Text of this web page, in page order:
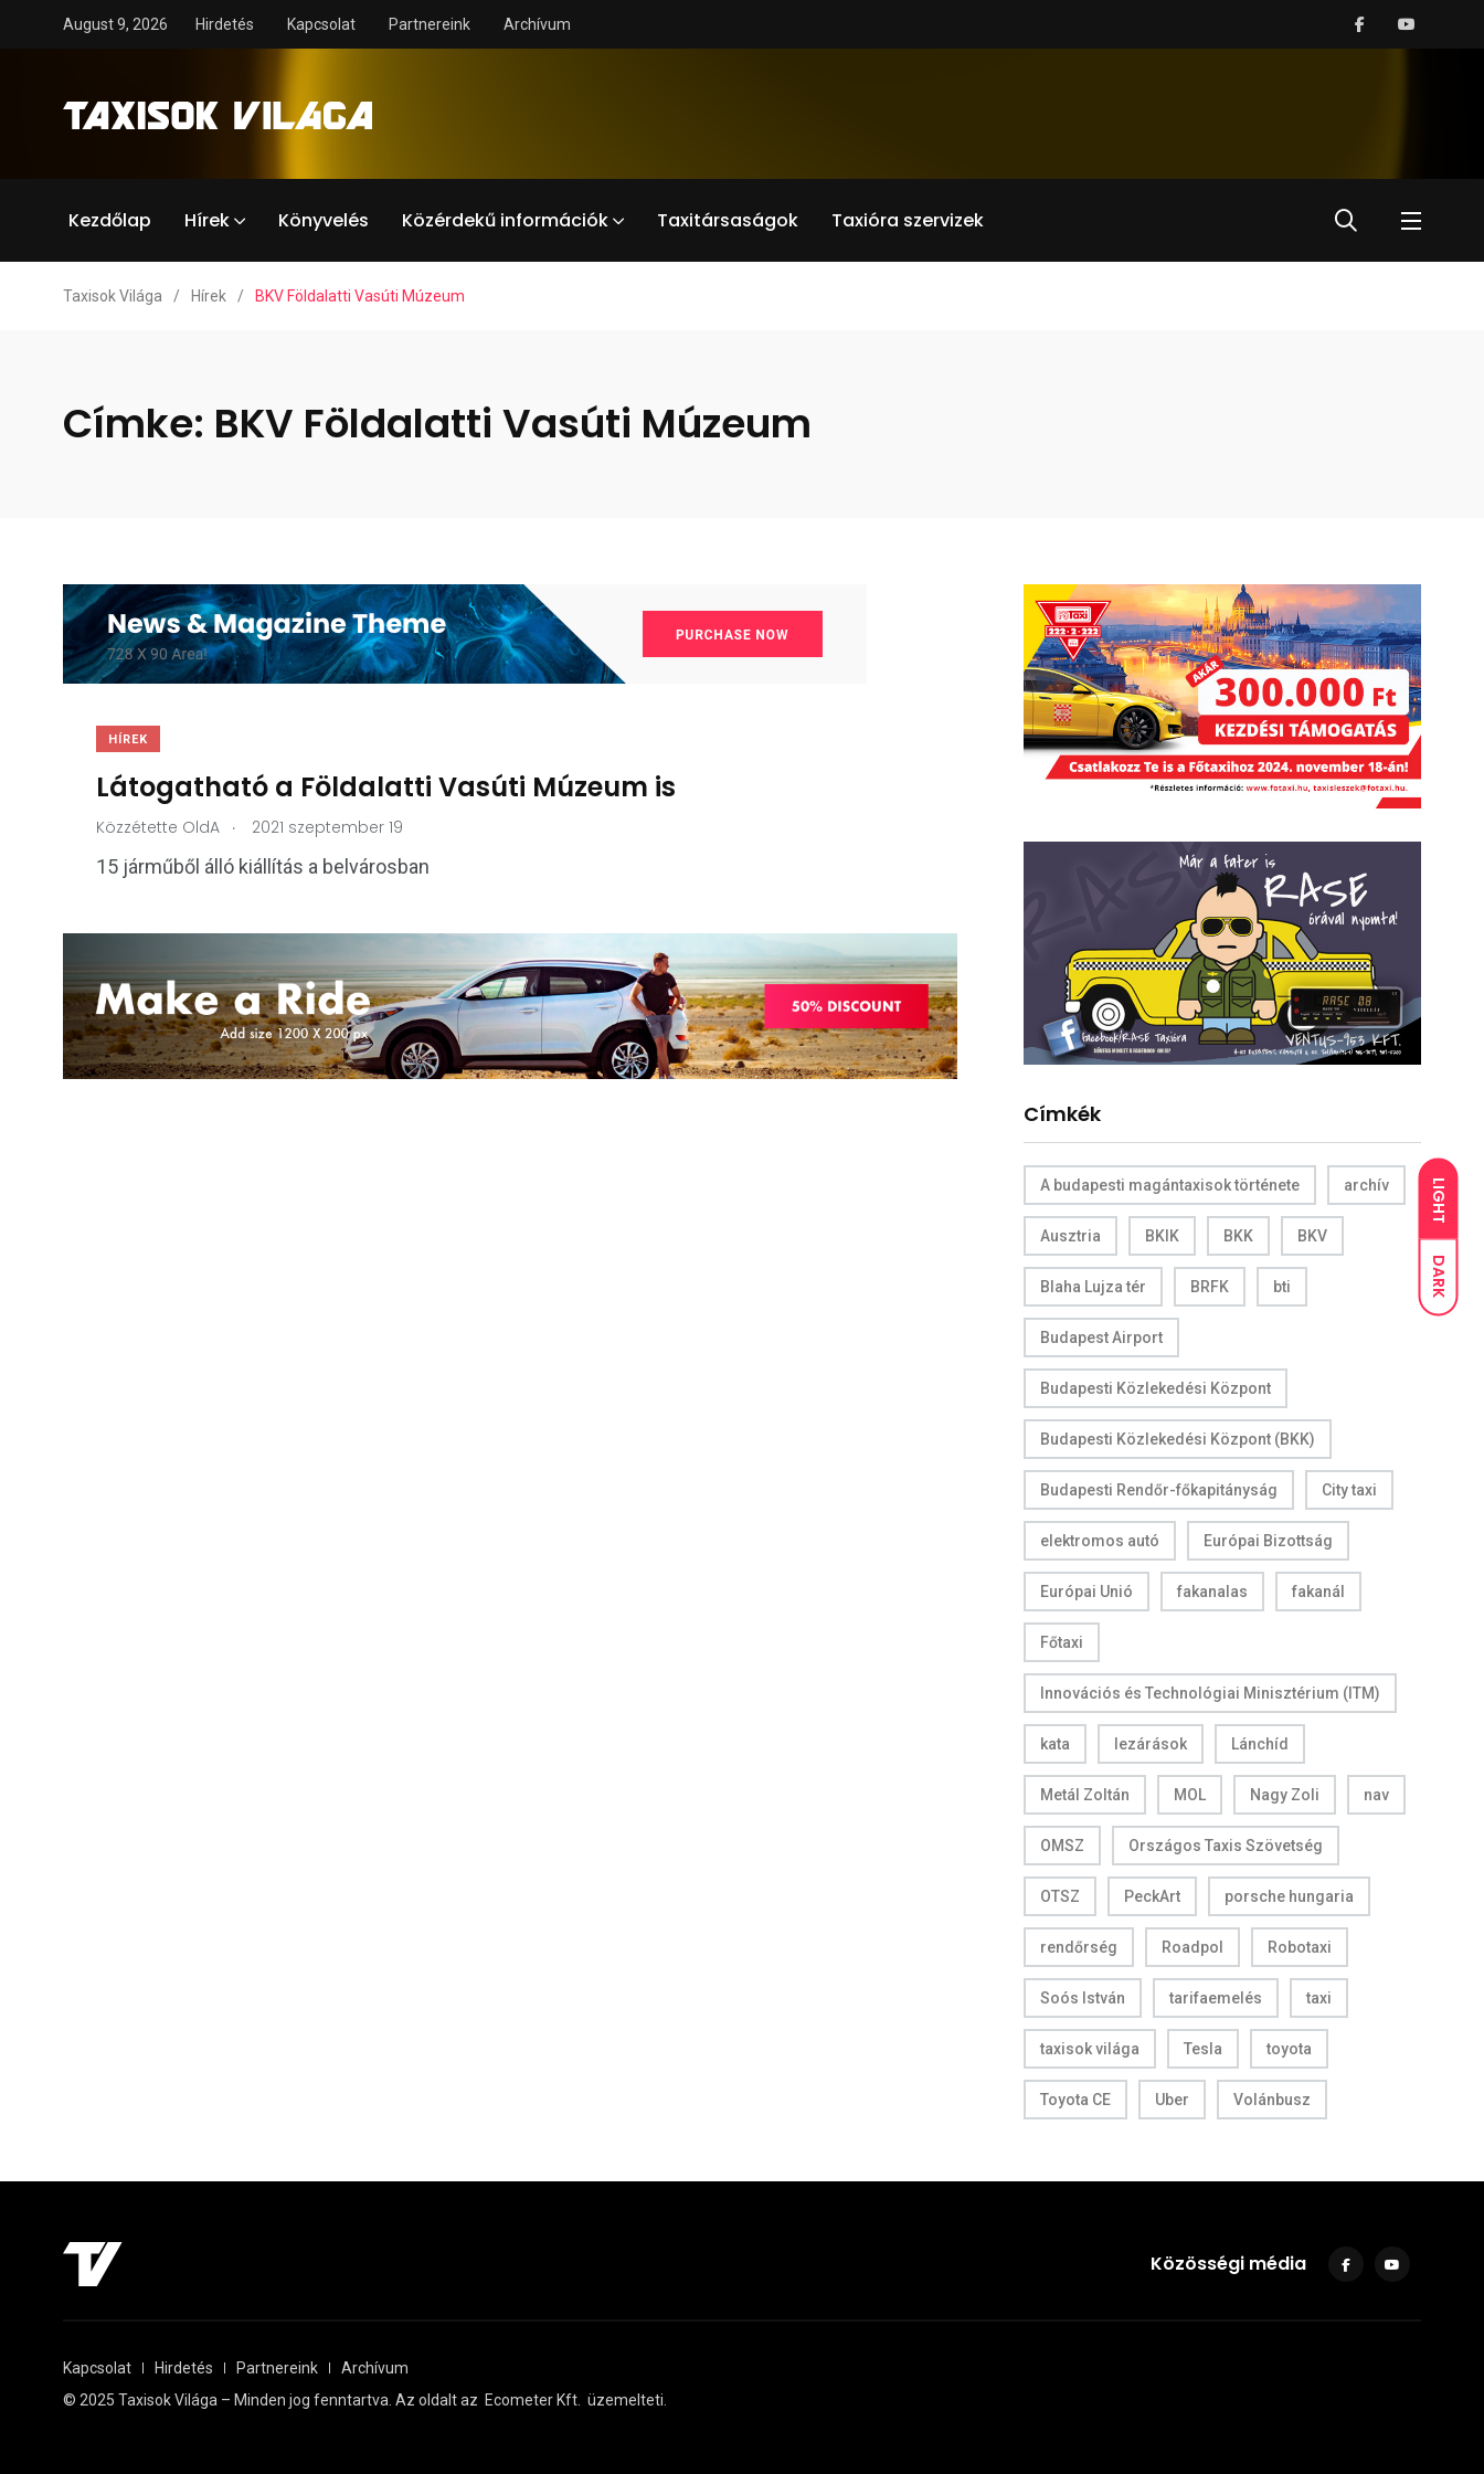
LIGHT
DARK
August 9, 2026 Hirdetés Kapcsolat Partnereink Archívum
Kezdőlap Hírek Könyvelés Közérdekű információk Taxitársaságok Taxióra szervizek
Taxisok Világa / Hírek / BKV Földalatti Vasúti Múzeum
Címke: BKV Földalatti Vasúti Múzeum
HÍREK
Látogatható a Földalatti Vasúti Múzeum is
Közzétette OldA . 2021 szeptember 19
15 járműből álló kiállítás a belvárosban
Címkék
A budapesti magántaxisok története archív
Ausztria BKIK BKK BKV
Blaha Lujza tér BRFK bti
Budapest Airport
Budapesti Közlekedési Központ
Budapesti Közlekedési Központ (BKK)
Budapesti Rendőr-főkapitányság City taxi
elektromos autó Európai Bizottság
Európai Unió fakanalas fakanál
Főtaxi
Innovációs és Technológiai Minisztérium (ITM)
kata lezárások Lánchíd
Metál Zoltán MOL Nagy Zoli nav
OMSZ Országos Taxis Szövetség
OTSZ PeckArt porsche hungaria
rendőrség Roadpol Robotaxi
Soós István tarifaemelés taxi
taxisok világa Tesla toyota
Toyota CE Uber Volánbusz
Közösségi média
Kapcsolat Hirdetés Partnereink
Archívum
© 2025 Taxisok Világa – Minden jog fenntartva. Az oldalt az Ecometer Kft. üzemelteti.